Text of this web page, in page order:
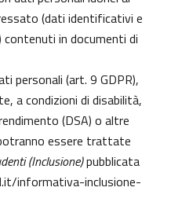
(dati identificativi e
contenuti in documenti di
personali (art. 9 GDPR),
a condizioni di disabilità,
(DSA) o altre
essere trattate
(Inclusione)pubblicata
informativa-inclusione-